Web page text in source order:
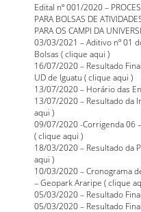
Edital nº 001/2020 –
PARA BOLSAS DE
PARA OS CAMPI DA
03/03/2021 – Aditivo nº 01
Bolsas (clique aqui )
16/07/2020 – Resultado
UD de Iguatu (clique aqui )
13/07/2020 – Horário das
13/07/2020 – Resultado da
aqui )
09/07/2020 -Corrigenda 06
(clique aqui )
18/03/2020 – Resultado da
aqui )
10/03/2020 – Cronograma
– Geopark Araripe (clique
05/03/2020 – Resultado
05/03/2020 – Resultado